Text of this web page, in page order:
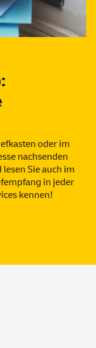
oder im
nachsenden
Sie auch im
in jeder
kennen!